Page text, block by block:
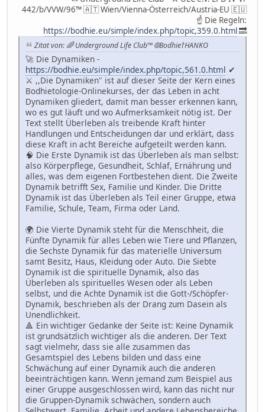
442/b/VVW/96™ 🇦🇹 Wien/Vienna-Österreich/Austria-EU 🇪🇺
☝ Die Regeln:
https://bodhie.eu/simple/index.php/topic,359.0.html🔜
Zitat von: 🌈 Underground Life Club™ 🌐Bodhie†HANKO
🚀 Die Dynamiken -
https://bodhie.eu/simple/index.php/topic,561.0.html ✔
⚔️ ,,Die Dynamiken" ist auf dieser Seite der Kern eines
Bodhietologie-Onlinekurses, der das Leben in acht
Dynamiken gliedert, damit man besser erkennen kann,
wo es gut läuft und wo Aufmerksamkeit nötig ist. Der
Text stellt Überleben als treibende Kraft hinter
Handlungen und Entscheidungen dar und erklärt, dass
diese Kraft in acht Bereiche aufgeteilt werden kann.
🧠 Die Erste Dynamik ist das Überleben als man selbst:
also Körperpflege, Gesundheit, Schlaf, Ernährung und
alles, was dem eigenen Fortbestehen dient. Die Zweite
Dynamik betrifft Sex, Familie und Kinder. Die Dritte
Dynamik ist das Überleben als Teil einer Gruppe, etwa
Familie, Schule, Team, Firma oder Land.
🌍 Die Vierte Dynamik steht für die Menschheit, die
Fünfte Dynamik für alles Leben wie Tiere und Pflanzen,
die Sechste Dynamik für das materielle Universum
samt Besitz, Haus, Kleidung oder Auto. Die Siebte
Dynamik ist die spirituelle Dynamik, also das
Überleben als spirituelles Wesen oder als Leben
selbst, und die Achte Dynamik ist die Gott-/Schöpfer-
Dynamik, beschrieben als der Drang zum Dasein als
Unendlichkeit.
🔺 Ein wichtiger Gedanke der Seite ist: Keine Dynamik
ist grundsätzlich wichtiger als die anderen. Der Text
sagt vielmehr, dass sie alle zusammen das
Gesamtspiel des Lebens bilden und dass eine
Schwächung auf einer Dynamik auch die anderen
beeinträchtigen kann. Wenn jemand zum Beispiel aus
einer Gruppe ausgeschlossen wird, kann das nicht nur
die Gruppen-Dynamik schwächen, sondern auch